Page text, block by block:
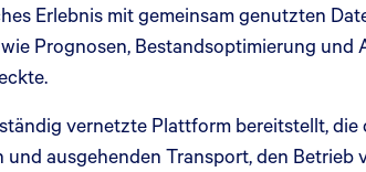
Erlebnis mit gemeinsam genutzten
Prognosen, Bestandsoptimierung
vernetzte Plattform bereitstellt,
ausgehenden Transport, den